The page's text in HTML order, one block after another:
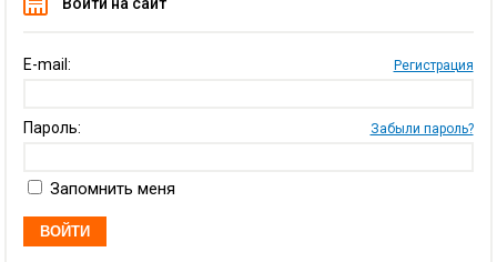
E-mail: Регистрация
Пароль: Забыли пароль?
Запомнить меня